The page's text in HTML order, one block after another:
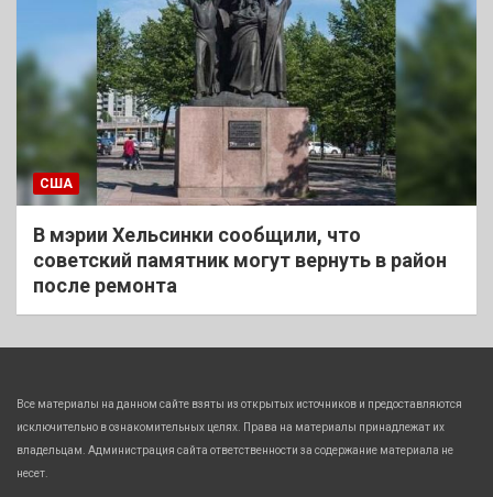
США
В мэрии Хельсинки сообщили, что
советский памятник могут вернуть в район
после ремонта
Все материалы на данном сайте взяты из открытых источников и предоставляются
исключительно в ознакомительных целях. Права на материалы принадлежат их
владельцам. Администрация сайта ответственности за содержание материала не
несет.